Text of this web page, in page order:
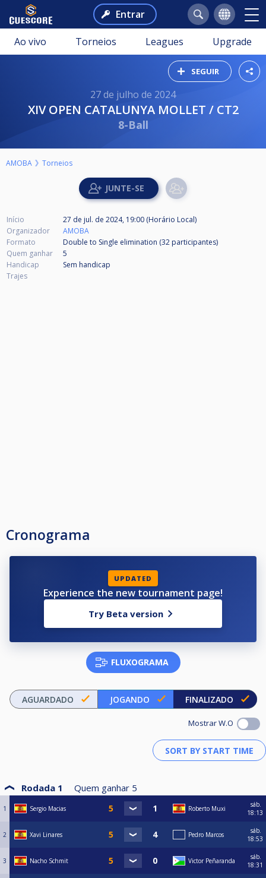
Entrar
Ao vivo Torneios Leagues Upgrade
SEGUIR
27 de julho de 2024
XIV OPEN CATALUNYA MOLLET / CT2
8-Ball
AMOBA Torneios
Início
27 de jul. de 2024, 19:00 (Horário Local)
Organizador
AMOBA
Formato
Double to Single elimination (32 participantes)
Quem ganhar
5
Handicap
Sem handicap
Trajes
Cronograma
UPDATED
Experience the new tournament page!
Try Beta version
FLUXOGRAMA
AGUARDADO JOGANDO FINALIZADO
Mostrar W.O
Rodada 1 Quem ganhar 5
1 Sergio Macias Roberto Muxi
sáb.
18:13
2 Xavi Linares Pedro Marcos
sáb.
18:53
3 Nacho Schmit Victor Peñaranda
sáb.
18:31